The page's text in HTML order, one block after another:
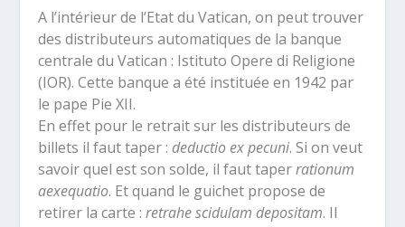
A l’intérieur de l’Etat du Vatican, on peut trouver
des distributeurs automatiques de la banque
centrale du Vatican : Istituto Opere di Religione
(IOR). Cette banque a été instituée en 1942 par
le pape Pie XII.
En effet pour le retrait sur les distributeurs de
billets il faut taper : deductio ex pecuni. Si on veut
savoir quel est son solde, il faut taperrationum
aexequatio. Et quand le guichet propose de
retirer la carte :retrahe scidulam depositam. Il